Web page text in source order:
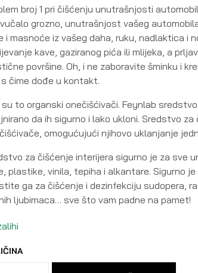
broj 1 pri čišćenju unutrašnjosti
grozno, unutrašnjost vašeg
i masnoće iz vašeg daha, ruku, nadlaktica i
kave, gaziranog pića ili mlijeka, a
površine. Oh, i ne zaboravite šminku i
čime dođe u kontakt.
su to organski onečišćivači. Feynlab
da ih sigurno i lako ukloni. Sredstvo
omogućujući njihovo uklanjanje
za čišćenje interijera sigurno je za sve
plastike, vinila, tepiha i alkantare. Sigurno
ga za čišćenje i dezinfekciju sudopera,
ljubimaca… sve što vam padne na pamet!